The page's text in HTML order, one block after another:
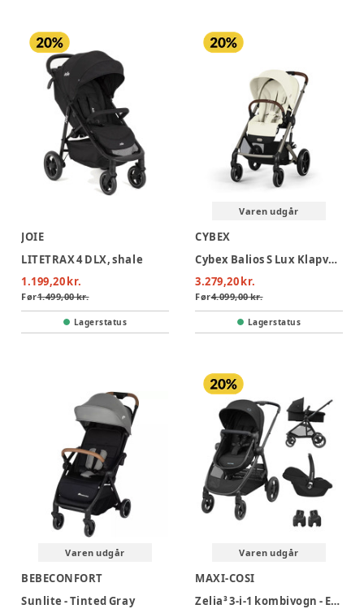
JOIE
LITETRAX 4 DLX, shale
1.199,20 kr.
Før1.499,00 kr.
Lagerstatus
Varen udgår
CYBEX
Cybex Balios S Lux Klapvogn - Seashell Beige
3.279,20 kr.
Før4.099,00 kr.
Lagerstatus
Varen udgår
BEBECONFORT
Sunlite - Tinted Gray
Varen udgår
MAXI-COSI
Zelia³ 3-i-1 kombivogn - Essential Black